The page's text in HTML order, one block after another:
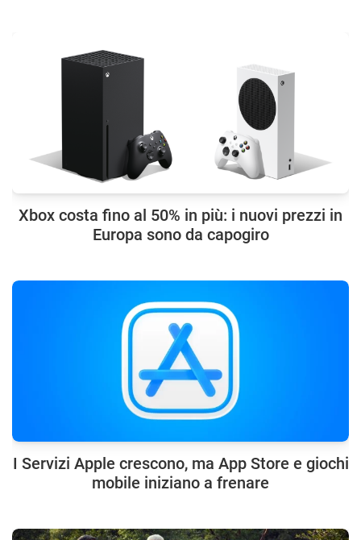
Xbox costa fino al 50% in più: i nuovi prezzi in
Europa sono da capogiro
I Servizi Apple crescono, ma App Store e giochi
mobile iniziano a frenare